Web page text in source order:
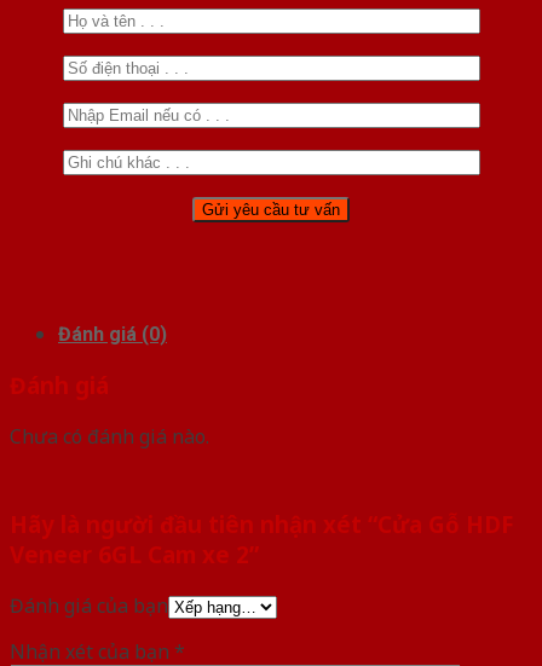
Đánh giá (0)
Đánh giá
Chưa có đánh giá nào.
Hãy là người đầu tiên nhận xét “Cửa Gỗ HDF
Veneer 6GL Cam xe 2”
Đánh giá của bạn
Nhận xét của bạn *